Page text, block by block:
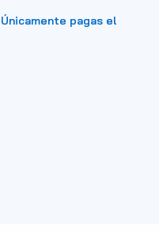
pagas el